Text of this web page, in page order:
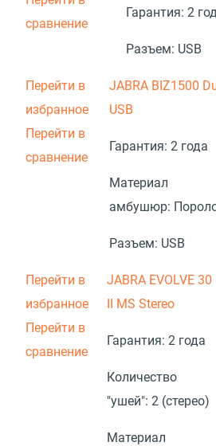
сравнение
Гарантия: 2
Разъем: USB
Перейти в
избранное
Перейти в
сравнение
JABRA BIZ1500
USB
Гарантия: 2 года
Материал
амбушюр:
Разъем: USB
Перейти в
избранное
Перейти в
сравнение
JABRA EVOLVE 30
II MS Stereo
Гарантия: 2 года
Количество
"ушей": 2 (стерео)
Материал